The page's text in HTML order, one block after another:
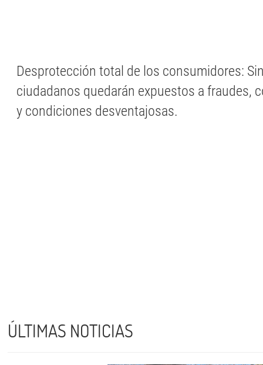
Desprotección total de los consumidores:
ciudadanos quedarán expuestos a fraudes,
y condiciones desventajosas.
ÚLTIMAS NOTICIAS